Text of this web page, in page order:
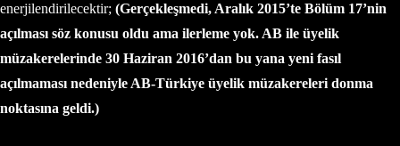
enerjilendirilecektir; (Gerçekleşmedi, Aralık 2015’te Bölüm 17’nin
açılması söz konusu oldu ama ilerleme yok. AB ile üyelik
müzakerelerinde 30 Haziran 2016’dan bu yana yeni fasıl
açılmaması nedeniyle AB-Türkiye üyelik müzakereleri donma
noktasına geldi.)